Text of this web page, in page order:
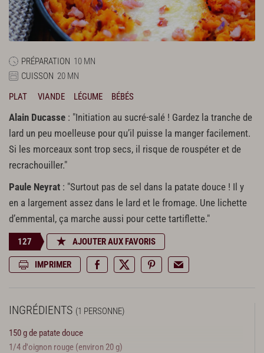
PRÉPARATION 10 MN
CUISSON 20 MN
PLAT
VIANDE LÉGUME BÉBÉS
Alain Ducasse : "Initiation au sucré-salé ! Gardez la tranche de
lard un peu moelleuse pour qu’il puisse la manger facilement.
Si les morceaux sont trop secs, il risque de rouspéter et de
recrachouiller."
Paule Neyrat : "Surtout pas de sel dans la patate douce ! Il y
en a largement assez dans le lard et le fromage. Une lichette
d’emmental, ça marche aussi pour cette tartiflette."
127 AJOUTER AUX FAVORIS
IMPRIMER
INGRÉDIENTS (1 PERSONNE)
150 g de patate douce
1/4 d'oignon rouge (environ 20 g)